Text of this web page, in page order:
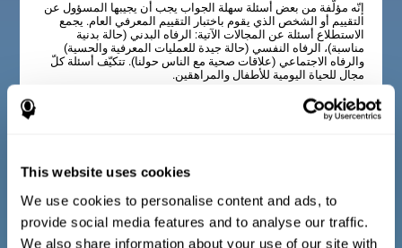
This website uses cookies
We use cookies to personalise content and ads, to
provide social media features and to analyse our traffic.
We also share information about your use of our site with
إنّه مؤلّفة من بعض أسئلة سهلة الجواب يجب أن يجيبها المسؤول عن
التقييم أو الشخص الذي يقوم باختبار التقييم المعرفي العام. يجمع
الاستطلاع أسئلة عن المجالات الآتية: الرفاه البدني (حالة بدنية
مناسبة)، الرفاه النفسي (حالة جيدة للعمليات المعرفية والحسية)
والرفاه الاجتماعي (علاقات صحية مع الناس حولنا). تتكيّف أسئلة كلّ
مجال للحياة اليومية للأطفال والمراهقين.
إنّه مؤلّفة من بعض أسئلة سهلة الجواب يجب أن يجيبها المسؤول عن
التقييم. يجمع الاستطلاع أسئلة عن المجالات الآتية: الرفاه البدني
(حالة بدنية مناسبة)، الرفاه النفسي (حالة جيدة للعمليات المعرفية
والحسية) والرفاه الاجتماعي (علاقات صحية مع الناس حولنا). تتكيّف